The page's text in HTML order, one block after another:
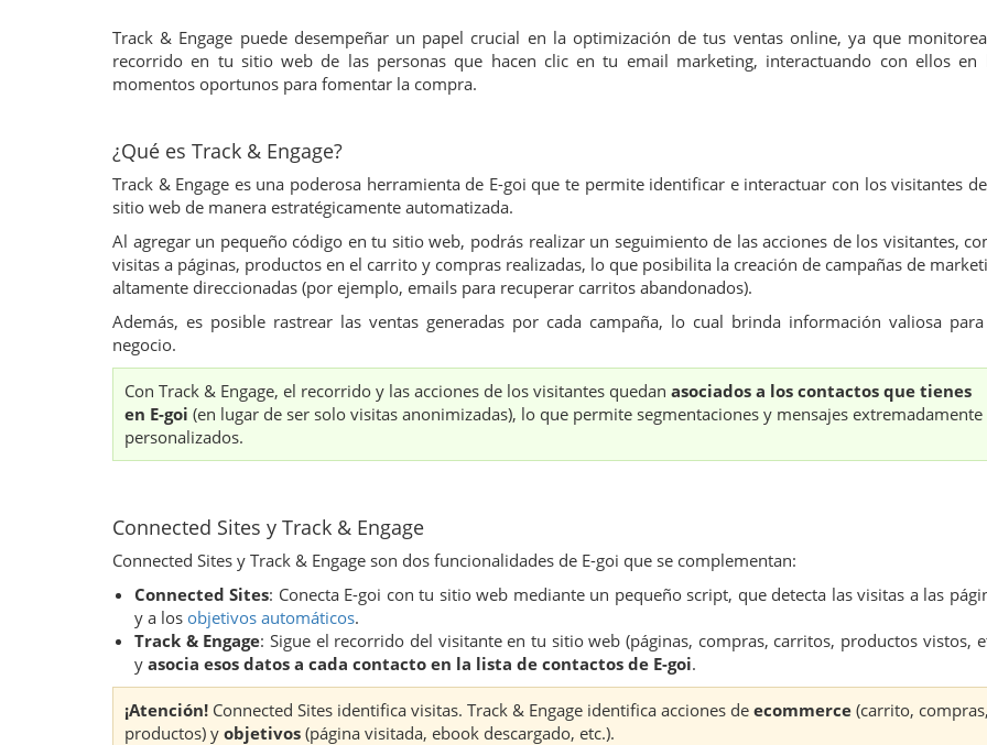
Track & Engage puede desempeñar un papel crucial en la optimización de tus ventas online, ya que
recorrido en tu sitio web de las personas que hacen clic en tu email marketing, interactuando con ellos en
momentos oportunos para fomentar la compra.
¿Qué es Track & Engage?
Track & Engage es una poderosa herramienta de E-goi que te permite identificar e interactuar con los visitantes
sitio web de manera estratégicamente automatizada.
Al agregar un pequeño código en tu sitio web, podrás realizar un seguimiento de las acciones de los visitantes,
visitas a páginas, productos en el carrito y compras realizadas, lo que posibilita la creación de campañas de
altamente direccionadas (por ejemplo, emails para recuperar carritos abandonados).
Además, es posible rastrear las ventas generadas por cada campaña, lo cual brinda información valiosa
negocio.
Con Track & Engage, el recorrido y las acciones de los visitantes quedan asociados a los contactos que tienes
en E-goi (en lugar de ser solo visitas anonimizadas), lo que permite segmentaciones y mensajes extremadamente
personalizados.
Connected Sites y Track & Engage
Connected Sites y Track & Engage son dos funcionalidades de E-goi que se complementan:
Connected Sites: Conecta E-goi con tu sitio web mediante un pequeño script, que detecta las visitas a las
y a los objetivos automáticos.
Track & Engage: Sigue el recorrido del visitante en tu sitio web (páginas, compras, carritos, productos vistos,
y asocia esos datos a cada contacto en la lista de contactos de E-goi.
¡Atención! Connected Sites identifica visitas. Track & Engage identifica acciones de ecommerce (carrito, compras,
productos) y objetivos (página visitada, ebook descargado, etc.).